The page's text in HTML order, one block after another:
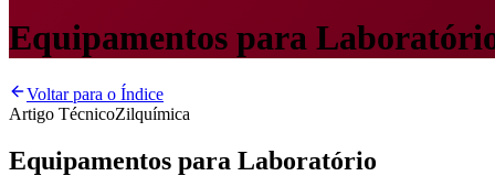
Equipamentos para
Voltar para o Índice
Artigo TécnicoZilquímica
Equipamentos para Laboratório